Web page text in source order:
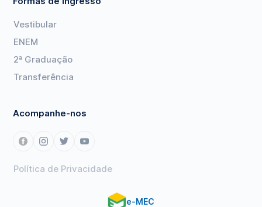
Vestibular
ENEM
2ª Graduação
Transferência
Acompanhe-nos
Política de Privacidade
e-MEC